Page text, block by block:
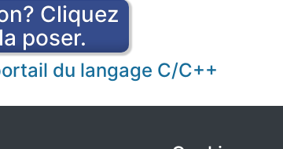
Cliquez
poser.
du langage C/C++